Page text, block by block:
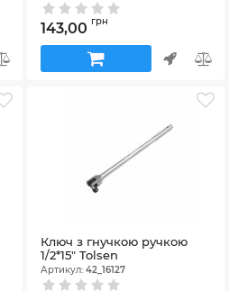
143,00 грн
Ключ з гнучкою ручкою
1/2*15" Tolsen
Артикул: 42_16127